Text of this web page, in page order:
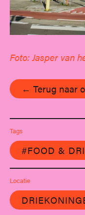
Foto: Jasper van
← Terug naar
Tags
#FOOD &
Locatie